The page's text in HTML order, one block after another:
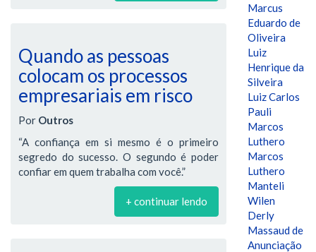
Quando as pessoas
colocam os processos
empresariais em risco
Por Outros
“A confiança em si mesmo é o primeiro
segredo do sucesso. O segundo é poder
confiar em quem trabalha com você.”
+ continuar lendo
Marcus
Eduardo de
Oliveira
Luiz
Henrique da
Silveira
Luiz Carlos
Pauli
Marcos
Luthero
Marcos
Luthero
Manteli
Wilen
Derly
Massaud de
Anunciação